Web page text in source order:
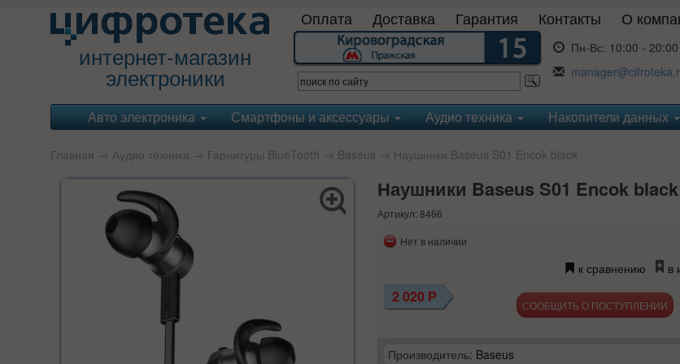
интернет-магазин
электроники
Оплата Доставка Гарантия Контакты О
Пн-Вс: 10:00 - 20:00
Авто электроника Смартфоны и аксессуары Аудио техника Накопители данных
Главная → Аудио техника → Гарнитуры BlueTooth → Baseus → Наушники Baseus S01 Encok black
Наушники Baseus S01 Encok black
Артикул: 8466
Нет в наличии
к сравнению в
2 020 Р СООБЩИТЬ О ПОСТУПЛЕНИИ
Производитель: Baseus